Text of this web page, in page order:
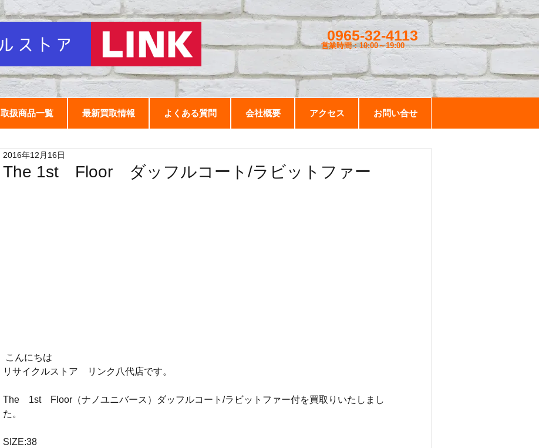
0965-32-4113
営業時間：10:00～19:00
取扱商品一覧 最新買取情報 よくある質問 会社概要 アクセス お問い合せ
The 1st Floor ダッフルコート/ラビットファー
2016年12月16日
こんにちは
リサイクルストア　リンク八代店です。
The　1st　Floor（ナノユニバース）ダッフルコート/ラビットファー付を買取りいたしまし
た。
SIZE:38